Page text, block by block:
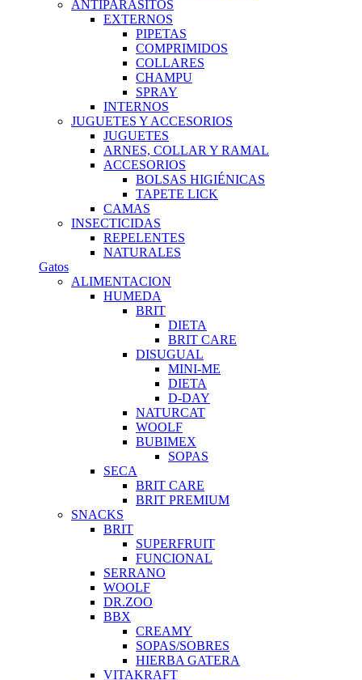
ANTIPARASITOS
EXTERNOS
PIPETAS
COMPRIMIDOS
COLLARES
CHAMPU
SPRAY
INTERNOS
JUGUETES Y ACCESORIOS
JUGUETES
ARNES, COLLAR Y RAMAL
ACCESORIOS
BOLSAS HIGIÉNICAS
TAPETE LICK
CAMAS
INSECTICIDAS
REPELENTES
NATURALES
Gatos
ALIMENTACION
HUMEDA
BRIT
DIETA
BRIT CARE
DISUGUAL
MINI-ME
DIETA
D-DAY
NATURCAT
WOOLF
BUBIMEX
SOPAS
SECA
BRIT CARE
BRIT PREMIUM
SNACKS
BRIT
SUPERFRUIT
FUNCIONAL
SERRANO
WOOLF
DR.ZOO
BBX
CREAMY
SOPAS/SOBRES
HIERBA GATERA
VITAKRAFT